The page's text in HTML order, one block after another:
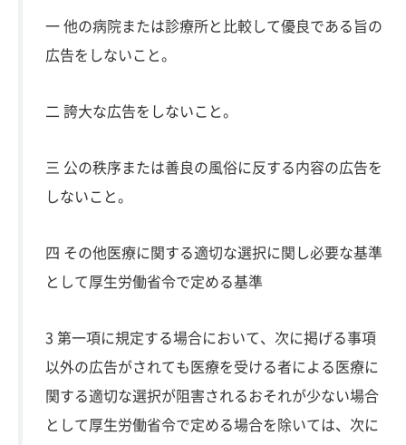
一 他の病院または診療所と比較して優良である旨の
広告をしないこと。
二 誇大な広告をしないこと。
三 公の秩序または善良の風俗に反する内容の広告を
しないこと。
四 その他医療に関する適切な選択に関し必要な基準
として厚生労働省令で定める基準
3 第一項に規定する場合において、次に掲げる事項
以外の広告がされても医療を受ける者による医療に
関する適切な選択が阻害されるおそれが少ない場合
として厚生労働省令で定める場合を除いては、次に